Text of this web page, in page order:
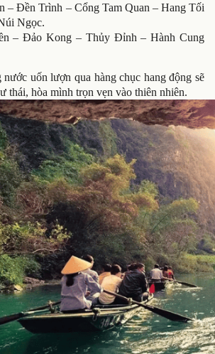
– Đền Trình – Cổng Tam Quan – Hang Tối
Ngọc.
– Đảo Kong – Thủy Đỉnh – Hành Cung
uốn lượn qua hàng chục hang động sẽ
thái, hòa mình trọn vẹn vào thiên nhiên.